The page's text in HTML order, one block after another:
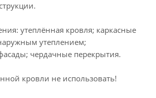
утеплённая кровля; каркасные
утеплением;
чердачные перекрытия.
кровли не использовать!